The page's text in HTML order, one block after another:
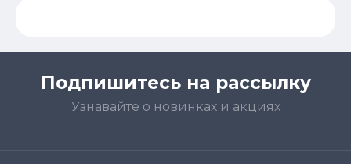
Подпишитесь на рассылку
Узнавайте о новинках и акциях